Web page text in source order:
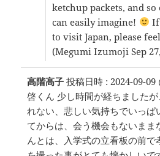
ketchup packets, and
can easily imagine!
If
to visit Japan, please
(Megumi Izumoji Sep
高階高子投稿日時 : 2024-09-09
啓くん 少し時間が経ちました
れない、悲しい気持ちでいっぱ
てからは、会う機会もないまま
んとは、入学式の立看板の前